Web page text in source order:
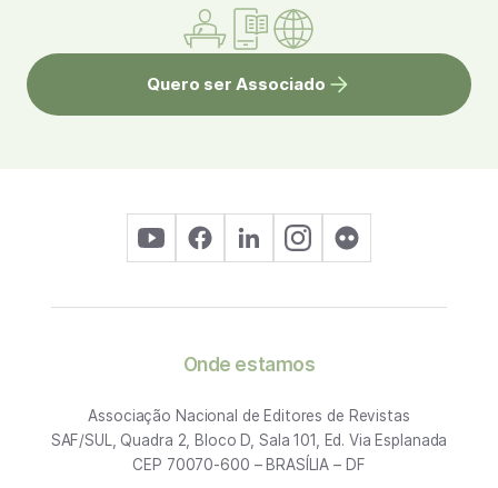
Quero ser Associado
Onde estamos
Associação Nacional de Editores de Revistas
SAF/SUL, Quadra 2, Bloco D, Sala 101, Ed. Via Esplanada
CEP 70070-600 – BRASÍLIA – DF